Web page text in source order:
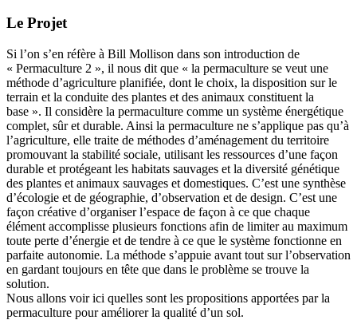
Le Projet
Si l’on s’en réfère à Bill Mollison dans son introduction de
« Permaculture 2 », il nous dit que « la permaculture se veut une
méthode d’agriculture planifiée, dont le choix, la disposition sur le
terrain et la conduite des plantes et des animaux constituent la
base ». Il considère la permaculture comme un système énergétique
complet, sûr et durable. Ainsi la permaculture ne s’applique pas qu’à
l’agriculture, elle traite de méthodes d’aménagement du territoire
promouvant la stabilité sociale, utilisant les ressources d’une façon
durable et protégeant les habitats sauvages et la diversité génétique
des plantes et animaux sauvages et domestiques. C’est une synthèse
d’écologie et de géographie, d’observation et de design. C’est une
façon créative d’organiser l’espace de façon à ce que chaque
élément accomplisse plusieurs fonctions afin de limiter au maximum
toute perte d’énergie et de tendre à ce que le système fonctionne en
parfaite autonomie. La méthode s’appuie avant tout sur l’observation
en gardant toujours en tête que dans le problème se trouve la
solution.
Nous allons voir ici quelles sont les propositions apportées par la
permaculture pour améliorer la qualité d’un sol.